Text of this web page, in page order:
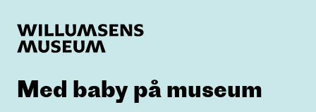
Med baby på museum